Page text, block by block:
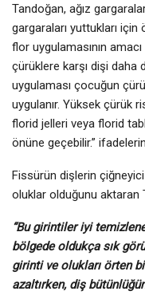
Tandoğan, ağız
gargaraları yuttukları
flor uygulamasının
çürüklere karşı dişi daha
uygulaması çocuğun
uygulanır. Yüksek çürük
florid jelleri veya florid
önüne geçebilir.”
Fissürün dişlerin
oluklar olduğunu aktaran
“Bu girintiler iyi
bölgede oldukça sık
girinti ve olukları örten
azaltırken, diş